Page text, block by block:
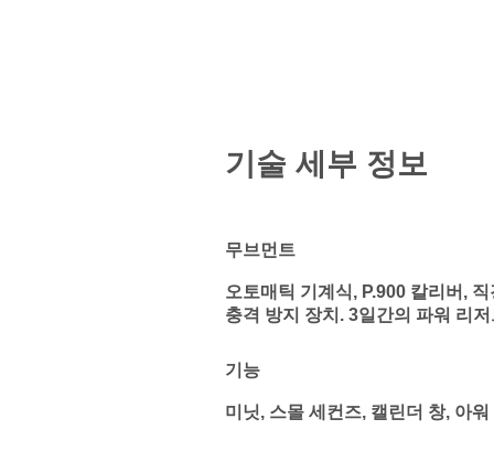
기술 세부 정보
무브먼트
오토매틱 기계식, P.900 칼리버,
충격 방지 장치. 3일간의 파워 리
기능
미닛, 스몰 세컨즈, 캘린더 창, 아워